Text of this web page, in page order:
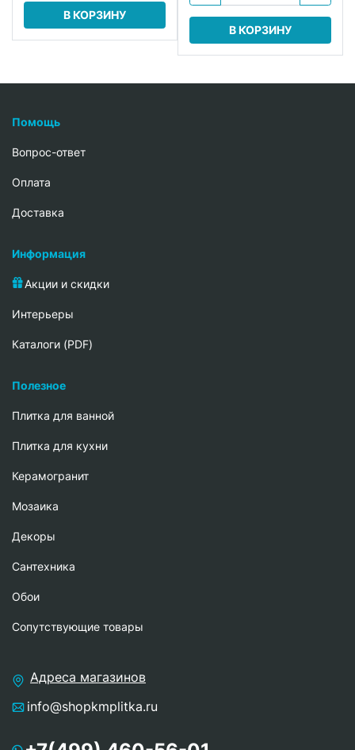
В КОРЗИНУ
В КОРЗИНУ
Помощь
Вопрос-ответ
Oплата
Доставка
Информация
Акции и скидки
Интерьеры
Каталоги (PDF)
Полезное
Плитка для ванной
Плитка для кухни
Керамогранит
Мозаика
Декоры
Сантехника
Обои
Сопутствующие товары
Адреса магазинов
info@shopkmplitka.ru